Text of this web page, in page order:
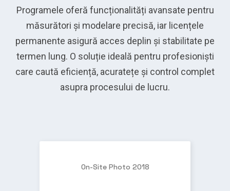
Programele oferă funcționalități avansate pentru
măsurători și modelare precisă, iar licențele
permanente asigură acces deplin și stabilitate pe
termen lung. O soluție ideală pentru profesioniști
care caută eficiență, acuratețe și control complet
asupra procesului de lucru.
On-Site Photo 2018